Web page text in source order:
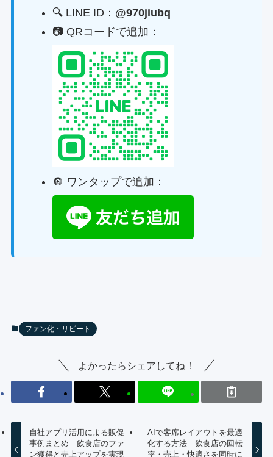
🔍 LINE ID： @970jiubq
📷 QRコードで追加：
🔘 ワンタップで追加：
ファン化・リピート
よかったらシェアしてね！
自社アプリ活用による販促
事例まとめ｜飲食店のファ
ン獲得と売上アップを実現
AIで客席レイアウトを最適
化する方法｜飲食店の回転
率・売上・快適さを同時に